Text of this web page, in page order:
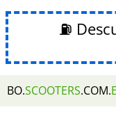
⛽
BO.SCOOTERS.COM.